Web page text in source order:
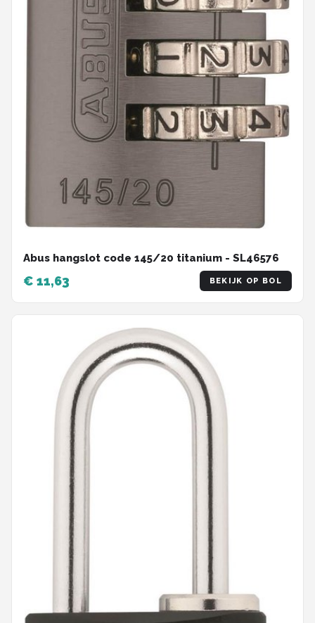
Abus hangslot code 145/20 titanium - SL46576
€ 11,63 BEKIJK OP BOL